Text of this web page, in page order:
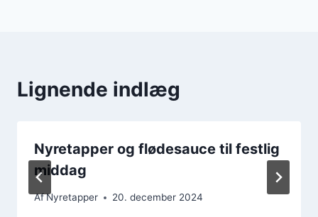
Lignende indlæg
Nyretapper og flødesauce til festlig
middag
AfNyretapper 20. december 2024